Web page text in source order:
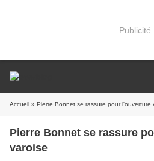
Publicité
Accueil » Pierre Bonnet se rassure pour l'ouverture
Pierre Bonnet se rassure
varoise